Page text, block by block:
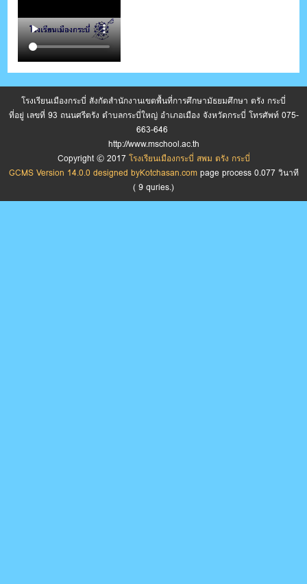
โรงเรียนเมืองกระบี่ สังกัดสำนักงานเขตพื้นที่การศึกษามัธยมศึกษา ตรัง กระบี่
ที่อยู่ เลขที่ 93 ถนนศรีตรัง ตำบลกระบี่ใหญ่ อำเภอเมือง จังหวัดกระบี่ โทรศัพท์ 075-
663-646
http://www.mschool.ac.th
Copyright © 2017 โรงเรียนเมืองกระบี่ สพม ตรัง กระบี่
GCMS Version 14.0.0 designed byKotchasan.compage process 0.077วินาที
( 9 quries.)